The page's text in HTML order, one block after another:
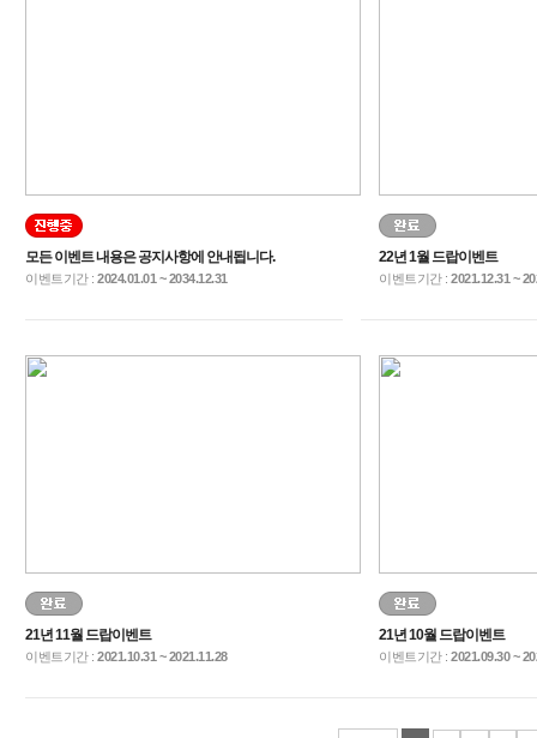
모든 이벤트 내용은 공지사항에 안내됩니다.
이벤트기간 : 2024.01.01 ~ 2034.12.31
22년 1월 드랍이벤트
이벤트기간 : 2021.12.31 ~
21년 11월 드랍이벤트
이벤트기간 : 2021.10.31 ~ 2021.11.28
21년 10월 드랍이벤트
이벤트기간 : 2021.09.30 ~